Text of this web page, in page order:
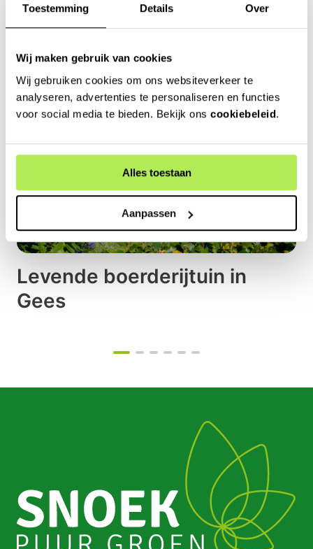
Toestemming Details Over
Wij maken gebruik van cookies
Wij gebruiken cookies om ons websiteverkeer te
analyseren, advertenties te personaliseren en functies
voor social media te bieden. Bekijk ons cookiebeleid.
Alles toestaan
Aanpassen
Bekijk meer inspiratie
Levende boerderijtuin in
Gees